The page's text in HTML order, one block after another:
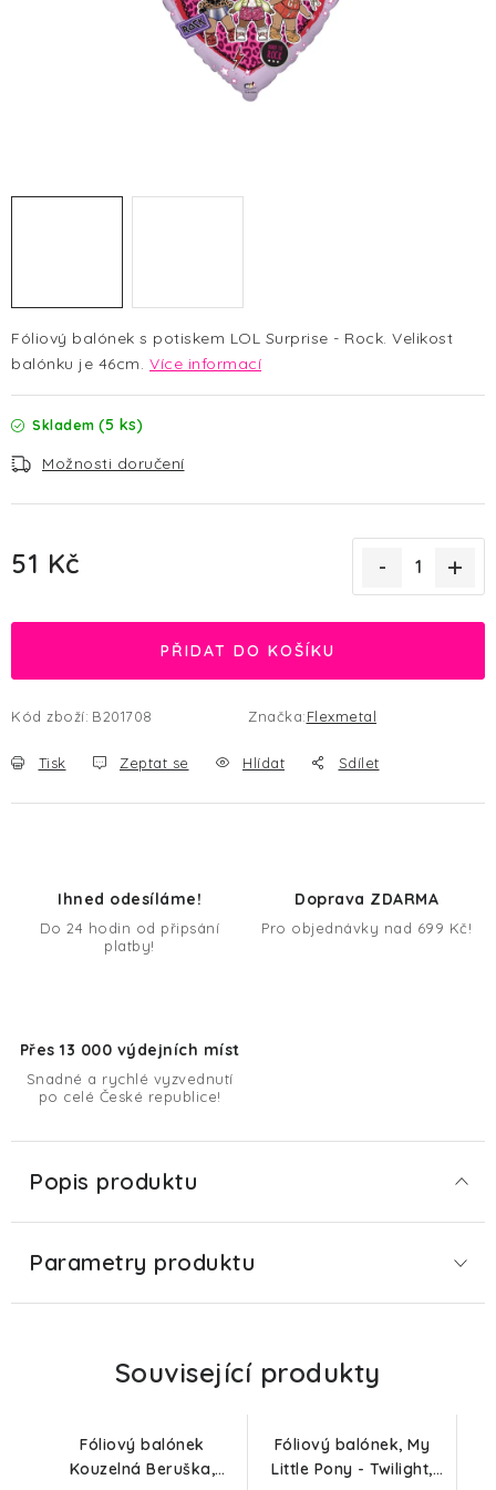
Fóliový balónek s potiskem LOL Surprise - Rock. Velikost
balónku je 46cm. Více informací
Skladem (5 ks)
Možnosti doručení
51 Kč
PŘIDAT DO KOŠÍKU
Kód zboží: B201708 Značka:Flexmetal
Tisk Zeptat se Hlídat Sdílet
Ihned odesíláme!
Do 24 hodin od připsání
platby!
Doprava ZDARMA
Pro objednávky nad 699 Kč!
Přes 13 000 výdejních míst
Snadné a rychlé vyzvednutí
po celé České republice!
Popis produktu
Parametry produktu
Související produkty
Fóliový balónek
Kouzelná Beruška,
Fóliový balónek, My
Little Pony - Twilight,